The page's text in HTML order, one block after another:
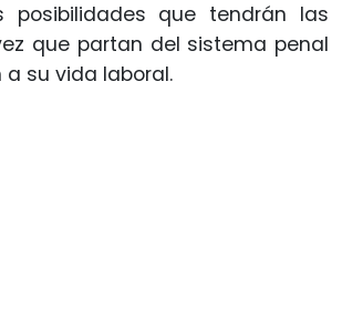
posibilidades que tendrán las
que partan del sistema penal
a su vida laboral.